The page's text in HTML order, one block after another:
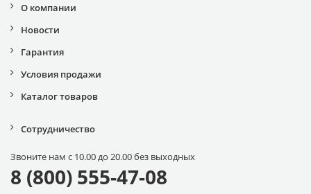
О компании
Новости
Гарантия
Условия продажи
Каталог товаров
Сотрудничество
Звоните нам с 10.00 до 20.00 без выходных
8 (800) 555-47-08